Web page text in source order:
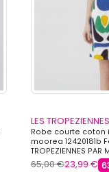
LES
Robe courte
moorea 12420181b
TROPEZIENNES PAR
65,00 €23,99 €